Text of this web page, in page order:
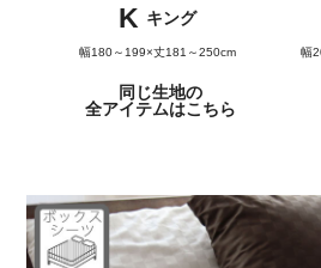
K キング
幅180～199×丈181～250cm 幅
同じ生地の
全アイテムはこちら